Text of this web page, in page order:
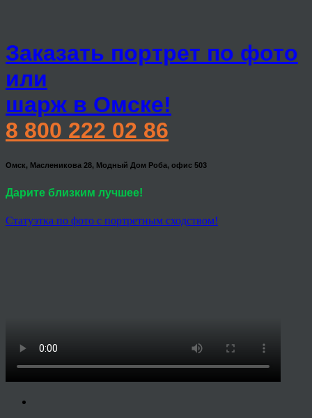
Заказать портрет по фото
или
шарж в Омске!
8 800 222 02 86
Омск, Масленикова 28, Модный Дом Роба, офис 503
Дарите близким лучшее!
Статуэтка по фото с портретным сходством!